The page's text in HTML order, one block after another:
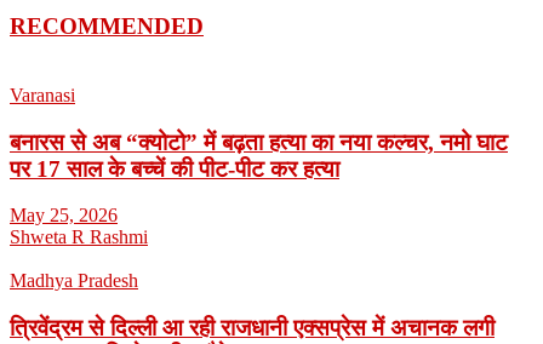
RECOMMENDED
Varanasi
बनारस से अब “क्योटो” में बढ़ता हत्या का नया कल्चर, नमो घाट
पर 17 साल के बच्चें की पीट-पीट कर हत्या
May 25, 2026
Shweta R Rashmi
Madhya Pradesh
त्रिवेंद्रम से दिल्ली आ रही राजधानी एक्सप्रेस में अचानक लगी